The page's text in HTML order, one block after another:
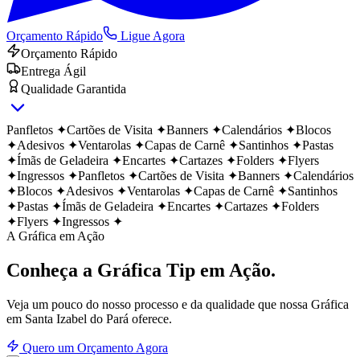
Orçamento Rápido
Ligue Agora
Orçamento Rápido
Entrega Ágil
Qualidade Garantida
Panfletos ✦Cartões de Visita ✦Banners ✦Calendários ✦Blocos
✦Adesivos ✦Ventarolas ✦Capas de Carnê ✦Santinhos ✦Pastas
✦Ímãs de Geladeira ✦Encartes ✦Cartazes ✦Folders ✦Flyers
✦Ingressos ✦Panfletos ✦Cartões de Visita ✦Banners ✦Calendários
✦Blocos ✦Adesivos ✦Ventarolas ✦Capas de Carnê ✦Santinhos
✦Pastas ✦Ímãs de Geladeira ✦Encartes ✦Cartazes ✦Folders
✦Flyers ✦Ingressos ✦
A Gráfica em Ação
Conheça a Gráfica Tip em Ação.
Veja um pouco do nosso processo e da qualidade que nossa Gráfica
em Santa Izabel do Pará oferece.
Quero um Orçamento Agora